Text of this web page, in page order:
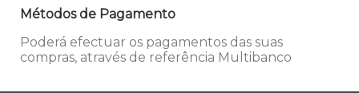
Métodos de Pagamento
Poderá efectuar os pagamentos das suas
compras, através de referência Multibanco